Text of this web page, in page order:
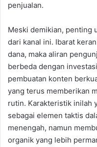
penjualan.
Meski demikian, penting
dari kanal ini. Ibarat
dana, maka aliran
berbeda dengan
pembuatan konten
yang terus memberikan
rutin. Karakteristik inilah
sebagai elemen taktis
menengah, namun
organik yang lebih